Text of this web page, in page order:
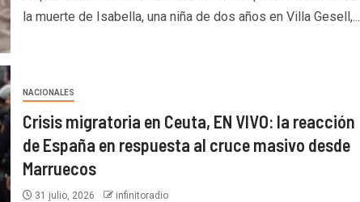
la muerte de Isabella, una niña de dos años en Villa Gesell,...
NACIONALES
Crisis migratoria en Ceuta, EN VIVO: la reacción
de España en respuesta al cruce masivo desde
Marruecos
31 julio, 2026 infinitoradio